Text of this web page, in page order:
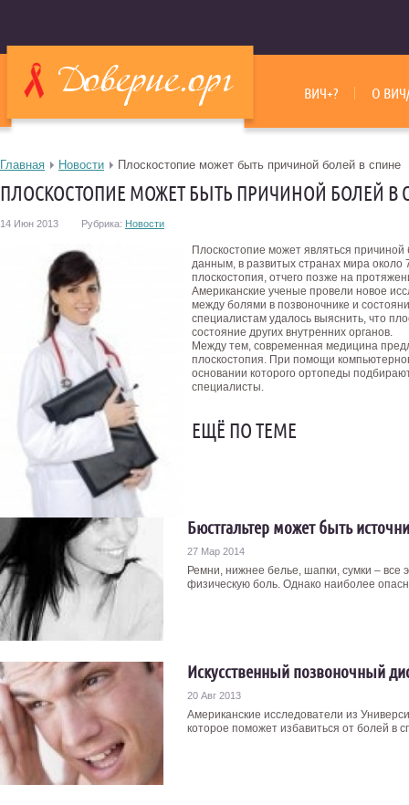
ВИЧ+? О
Главная Новости Плоскостопие может быть причиной болей в спине
ПЛОСКОСТОПИЕ МОЖЕТ БЫТЬ ПРИЧИНОЙ БОЛЕЙ В
14 Июн 2013 Рубрика: Новости
Плоскостопие может являться
данным, в развитых странах мира
плоскостопия, отчего позже на
Американские ученые провели новое
между болями в позвоночнике и
специалистам удалось выяснить, что
состояние других внутренних органов.
Между тем, современная медицина
плоскостопия. При помощи
основании которого ортопеды
специалисты.
ЕЩЁ ПО ТЕМЕ
Бюстгальтер может быть
27 Мар 2014
Ремни, нижнее белье, шапки, сумки – все
физическую боль. Однако наиболее
Искусственный позвоночный
20 Авг 2013
Американские исследователи из
которое поможет избавиться от болей в